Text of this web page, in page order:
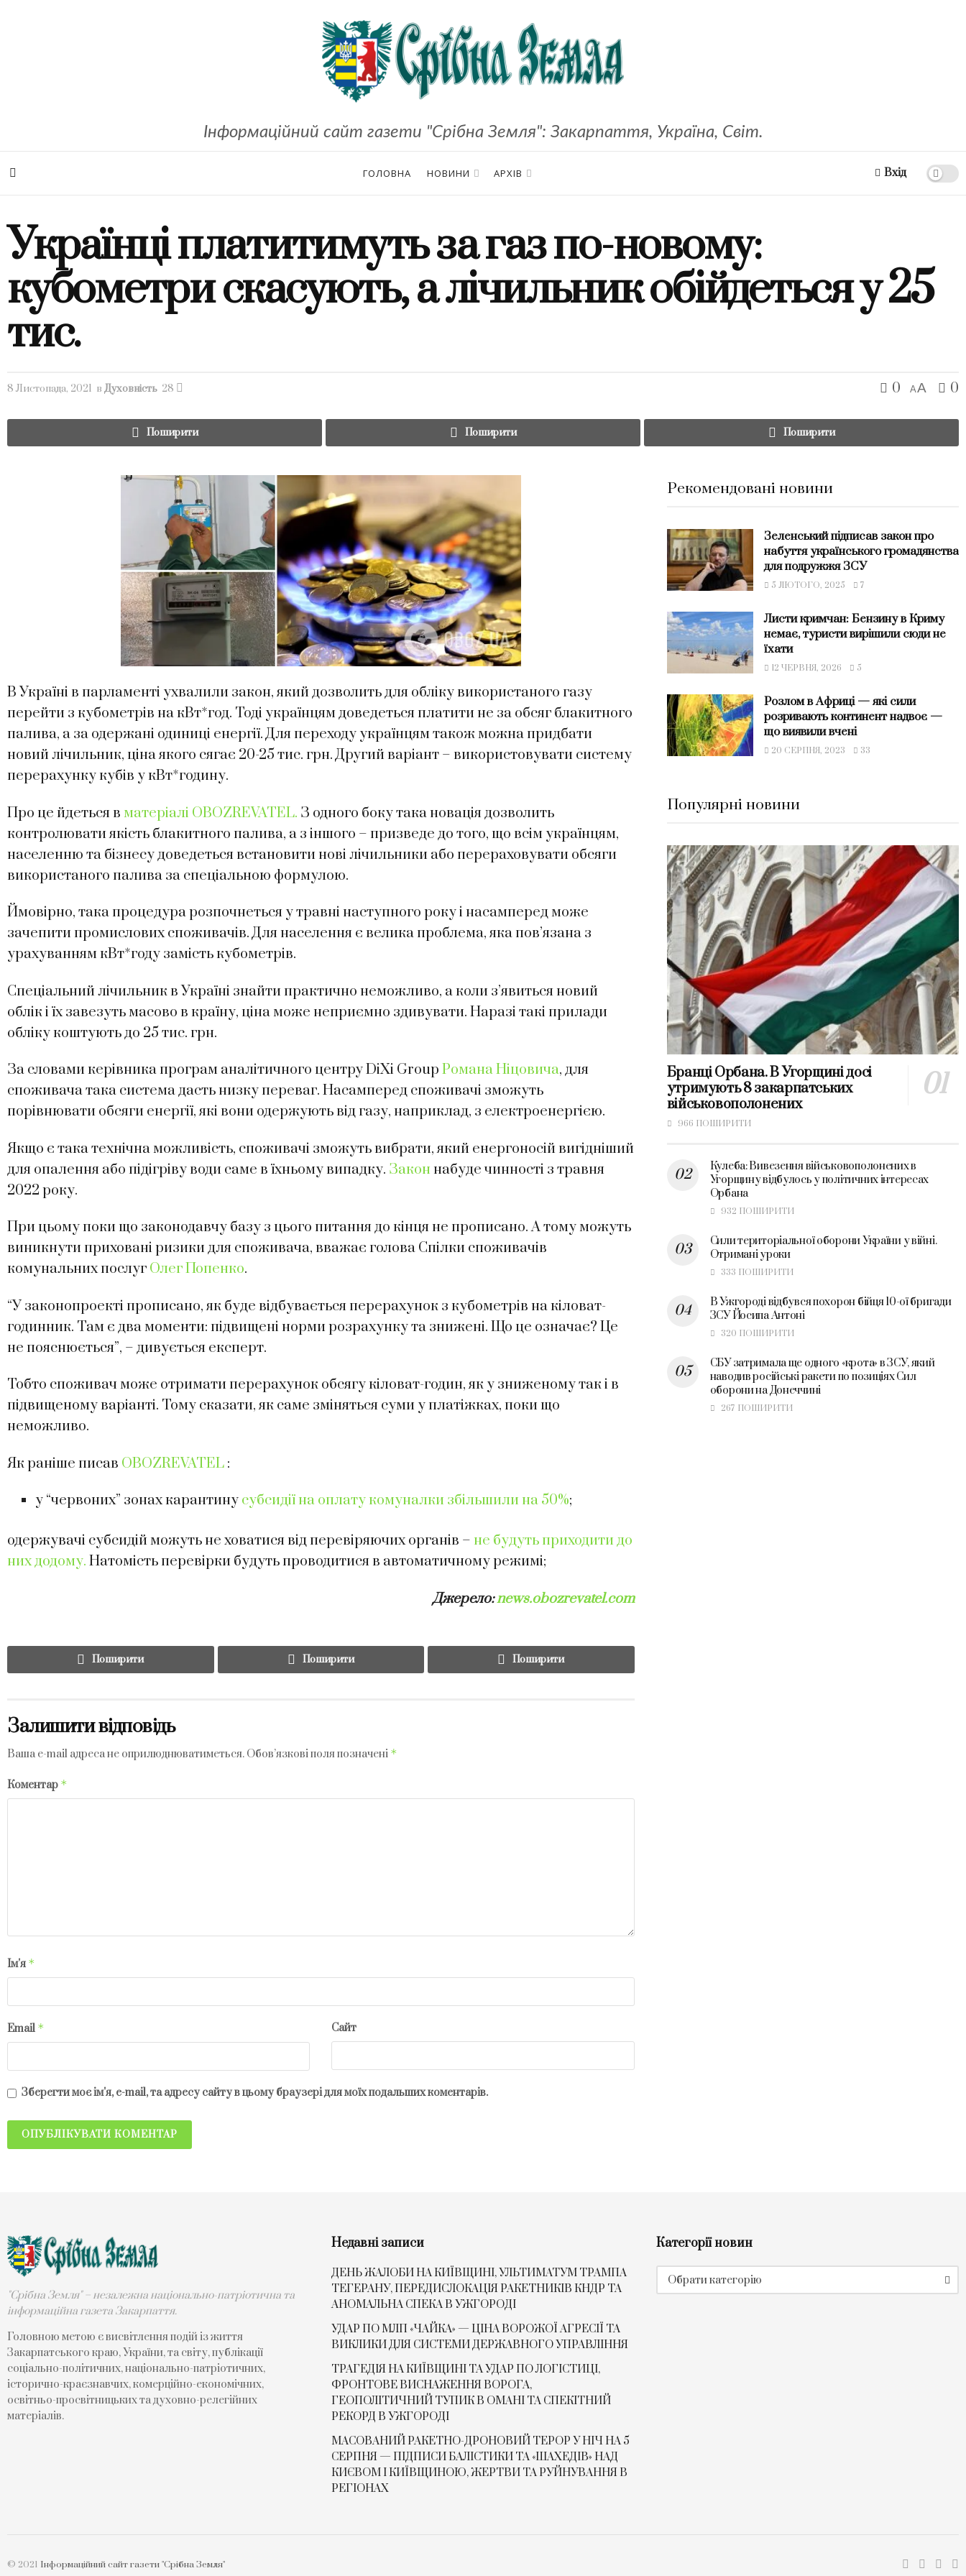
Інформаційний сайт газети "Срібна Земля": Закарпаття, Україна, Світ.
ГОЛОВНА НОВИНИ АРХІВ Вхід
Українці платитимуть за газ по-новому:
кубометри скасують, а лічильник обійдеться у 25
тис.
8 Листопада, 2021 в Духовність 28 0 AA 0
Поширити Поширити Поширити
В Україні в парламенті ухвалили закон, який дозволить для обліку використаного газу
перейти з кубометрів на кВт*год. Тоді українцям доведеться платити не за обсяг блакитного
палива, а за одержані одиниці енергії. Для переходу українцям також можна придбати
новий лічильник, ціна якого сягає 20-25 тис. грн. Другий варіант – використовувати систему
перерахунку кубів у кВт*годину.
Про це йдеться в матеріалі OBOZREVATEL. З одного боку така новація дозволить
контролювати якість блакитного палива, а з іншого – призведе до того, що всім українцям,
населенню та бізнесу доведеться встановити нові лічильники або перераховувати обсяги
використаного палива за спеціальною формулою.
Ймовірно, така процедура розпочнеться у травні наступного року і насамперед може
зачепити промислових споживачів. Для населення є велика проблема, яка пов’язана з
урахуванням кВт*году замість кубометрів.
Спеціальний лічильник в Україні знайти практично неможливо, а коли з’явиться новий
облік і їх завезуть масово в країну, ціна може неприємно здивувати. Наразі такі прилади
обліку коштують до 25 тис. грн.
За словами керівника програм аналітичного центру DiXi Group Романа Ніцовича, для
споживача така система дасть низку переваг. Насамперед споживачі зможуть
порівнювати обсяги енергії, які вони одержують від газу, наприклад, з електроенергією.
Якщо є така технічна можливість, споживачі зможуть вибрати, який енергоносій вигідніший
для опалення або підігріву води саме в їхньому випадку. Закон набуде чинності з травня
2022 року.
При цьому поки що законодавчу базу з цього питання до кінця не прописано. А тому можуть
виникнути приховані ризики для споживача, вважає голова Спілки споживачів
комунальних послуг Олег Попенко.
“У законопроекті прописано, як буде відбувається перерахунок з кубометрів на кіловат-
годинник. Там є два моменти: підвищені норми розрахунку та знижені. Що це означає? Це
не пояснюється”, – дивується експерт.
Тобто споживач може отримати перерахунок обсягу кіловат-годин, як у зниженому так і в
підвищеному варіанті. Тому сказати, як саме зміняться суми у платіжках, поки що
неможливо.
Як раніше писав OBOZREVATEL :
у “червоних” зонах карантину субсидії на оплату комуналки збільшили на 50%;
одержувачі субсидій можуть не ховатися від перевіряючих органів – не будуть приходити до
них додому. Натомість перевірки будуть проводитися в автоматичному режимі;
Джерело:news.obozrevatel.com
Поширити Поширити Поширити
Залишити відповідь
Ваша e-mail адреса не оприлюднюватиметься. Обов’язкові поля позначені *
Коментар *
Ім'я *
Email * Сайт
Зберегти моє ім'я, e-mail, та адресу сайту в цьому браузері для моїх подальших коментарів.
Рекомендовані новини
Зеленський підписав закон про
набуття українського громадянства
для подружжя ЗСУ
5 ЛЮТОГО, 2025 7
Листи кримчан: Бензину в Криму
немає, туристи вирішили сюди не
їхати
12 ЧЕРВНЯ, 2026 5
Розлом в Африці — які сили
розривають континент надвоє —
що виявили вчені
20 СЕРПНЯ, 2023 33
Популярні новини
Бранці Орбана. В Угорщині досі
утримують 8 закарпатських
військовополонених
966 ПОШИРИТИ
Кулеба: Вивезення військовополонених в
Угорщину відбулось у політичних інтересах
Орбана
932 ПОШИРИТИ
Сили територіальної оборони України у війні.
Отримані уроки
333 ПОШИРИТИ
В Ужгороді відбувся похорон бійця 10-ої бригади
ЗСУ Йосипа Антоні
320 ПОШИРИТИ
СБУ затримала ще одного «крота» в ЗСУ, який
наводив російські ракети по позиціях Сил
оборони на Донеччині
267 ПОШИРИТИ
"Срібна Земля" – незалежна національно-патріотична та
інформаційна газета Закарпаття.
Головною метою є висвітлення подій із життя
Закарпатського краю, України, та світу, публікації
соціально-політичних, національно-патріотичних,
історично-краєзнавчих, комерційно-економічних,
освітньо-просвітницьких та духовно-релегійних
матеріалів.
Недавні записи
ДЕНЬ ЖАЛОБИ НА КИЇВЩИНІ, УЛЬТИМАТУМ ТРАМПА
ТЕГЕРАНУ, ПЕРЕДИСЛОКАЦІЯ РАКЕТНИКІВ КНДР ТА
АНОМАЛЬНА СПЕКА В УЖГОРОДІ
УДАР ПО МЛП «ЧАЙКА» — ЦІНА ВОРОЖОЇ АГРЕСІЇ ТА
ВИКЛИКИ ДЛЯ СИСТЕМИ ДЕРЖАВНОГО УПРАВЛІННЯ
ТРАГЕДІЯ НА КИЇВЩИНІ ТА УДАР ПО ЛОГІСТИЦІ,
ФРОНТОВЕ ВИСНАЖЕННЯ ВОРОГА,
ГЕОПОЛІТИЧНИЙ ТУПИК В ОМАНІ ТА СПЕКІТНИЙ
РЕКОРД В УЖГОРОДІ
МАСОВАНИЙ РАКЕТНО-ДРОНОВИЙ ТЕРОР У НІЧ НА 5
СЕРПНЯ — ПІДПИСИ БАЛІСТИКИ ТА «ШАХЕДІВ» НАД
КИЄВОМ І КИЇВЩИНОЮ, ЖЕРТВИ ТА РУЙНУВАННЯ В
РЕГІОНАХ
Категорії новин
Категорії
новин
Обрати категорію
© 2021 Інформаційний сайт газети "Срібна Земля"